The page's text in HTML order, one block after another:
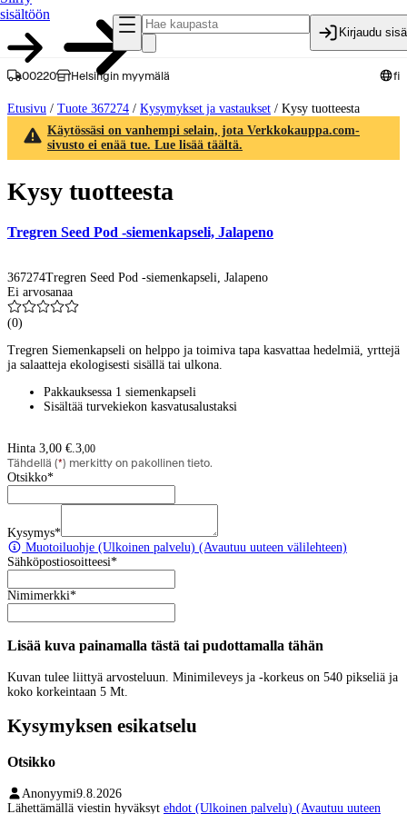
sisältöön
Kirjaudu
00220 Helsingin myymälä fi
Etusivu / Tuote 367274 / Kysymykset ja vastaukset / Kysy tuotteesta
Käytössäsi on vanhempi selain, jota Verkkokauppa.com-
sivusto ei enää tue. Lue lisää täältä.
Kysy tuotteesta
Tregren Seed Pod -siemenkapseli, Jalapeno
367274Tregren Seed Pod -siemenkapseli, Jalapeno
Ei arvosanaa
(0)
Tregren Siemenkapseli on helppo ja toimiva tapa kasvattaa hedelmiä, yrttejä
ja salaatteja ekologisesti sisällä tai ulkona.
Pakkauksessa 1 siemenkapseli
Sisältää turvekiekon kasvatusalustaksi
Hinta 3,00 €. 3,00
Tähdellä (*) merkitty on pakollinen tieto.
Otsikko*
Kysymys*
Muotoiluohje (Ulkoinen palvelu) (Avautuu uuteen välilehteen)
Sähköpostiosoitteesi*
Nimimerkki*
Lisää kuva painamalla tästä tai pudottamalla tähän
Kuvan tulee liittyä arvosteluun. Minimileveys ja -korkeus on 540 pikseliä ja
koko korkeintaan 5 Mt.
Kysymyksen esikatselu
Otsikko
Anonyymi9.8.2026
Lähettämällä viestin hyväksyt ehdot (Ulkoinen palvelu) (Avautuu uuteen